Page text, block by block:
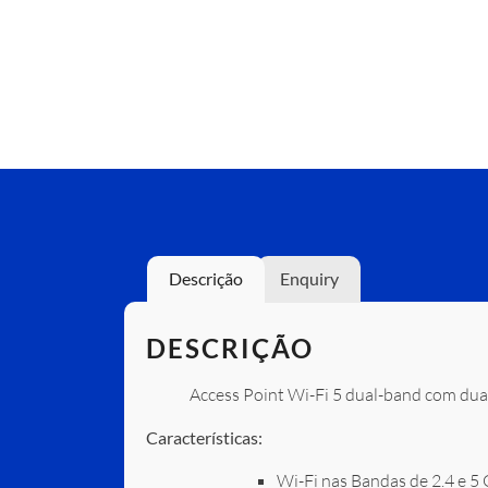
Descrição Enquiry
DESCRIÇÃO
Access Point Wi-Fi 5 dual-band com
Características:
Wi-Fi nas Bandas de 2.4 e 5